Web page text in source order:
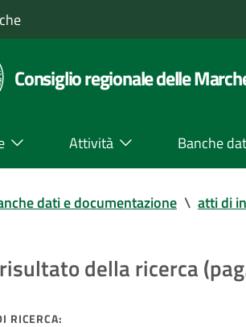
Consiglio regionale delle
Attività Banche
dati e documentazione \ atti di
della ricerca
RICERCA: